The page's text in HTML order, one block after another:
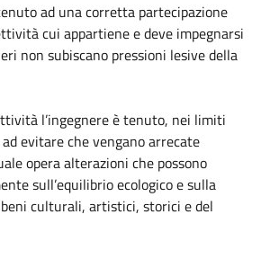
ad una corretta partecipazione
cui appartiene e deve impegnarsi
non subiscano pressioni lesive della
l’ingegnere è tenuto, nei limiti
evitare che vengano arrecate
opera alterazioni che possono
sull’equilibrio ecologico e sulla
culturali, artistici, storici e del